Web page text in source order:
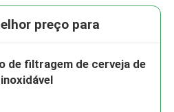
preço para
de filtragem de cerveja de